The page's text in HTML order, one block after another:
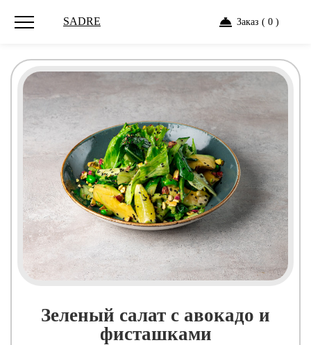
SADRE Заказ ( 0 )
Зеленый салат с авокадо и
фисташками